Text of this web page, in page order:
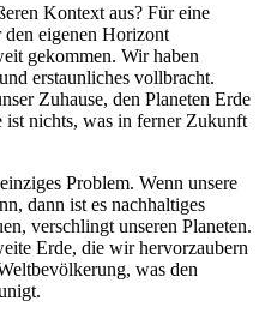
Kontext aus? Für eine
eigenen Horizont
gekommen. Wir haben
erstaunliches vollbracht.
Zuhause, den Planeten Erde
nichts, was in ferner Zukunft
Problem. Wenn unsere
dann ist es nachhaltiges
verschlingt unseren Planeten.
Erde, die wir hervorzaubern
was den